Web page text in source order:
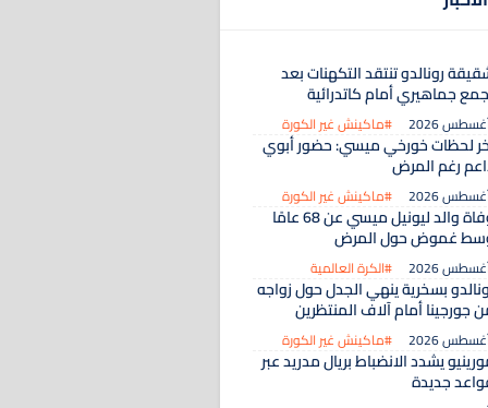
رونالدو تنتقد التكهنات بعد
جماهيري أمام كاتدرائية
#ماكينش غير الكورة
لحظات خورخي ميسي: حضور أبوي
رغم المرض
#ماكينش غير الكورة
وفاة والد ليونيل ميسي عن 68 عامًا
غموض حول المرض
#الكرة العالمية
بسخرية ينهي الجدل حول زواجه
جورجينا أمام آلاف المنتظرين
#ماكينش غير الكورة
يشدد الانضباط بريال مدريد عبر
جديدة